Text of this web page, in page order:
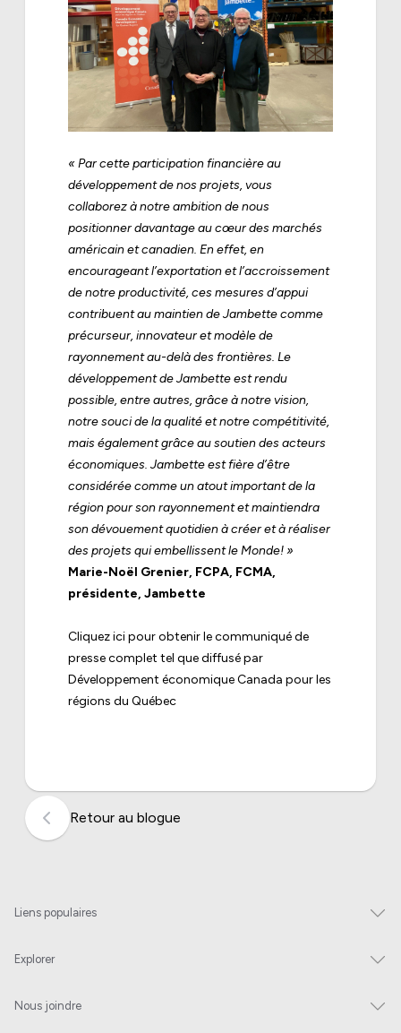
« Par cette participation financière au
développement de nos projets, vous
collaborez à notre ambition de nous
positionner davantage au cœur des marchés
américain et canadien. En effet, en
encourageant l’exportation et l’accroissement
de notre productivité, ces mesures d’appui
contribuent au maintien de Jambette comme
précurseur, innovateur et modèle de
rayonnement au-delà des frontières. Le
développement de Jambette est rendu
possible, entre autres, grâce à notre vision,
notre souci de la qualité et notre compétitivité,
mais également grâce au soutien des acteurs
économiques. Jambette est fière d’être
considérée comme un atout important de la
région pour son rayonnement et maintiendra
son dévouement quotidien à créer et à réaliser
des projets qui embellissent le Monde! »
Marie-Noël Grenier, FCPA, FCMA,
présidente, Jambette
Cliquez ici pour obtenir le communiqué de
presse complet tel que diffusé par
Développement économique Canada pour les
régions du Québec
Retour au blogue
Liens populaires
Explorer
Nous joindre